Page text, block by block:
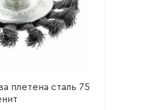
плетена сталь 75